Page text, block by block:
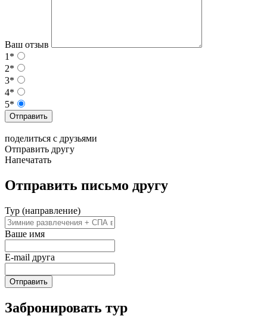
Ваш отзыв
1*
2*
3*
4*
5*
Отправить
поделиться с друзьями
Отправить другу
Напечатать
Отправить письмо другу
Тур (направление)
Ваше имя
E-mail друга
Отправить
Забронировать тур